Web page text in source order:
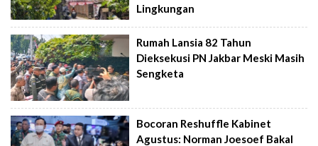
Lingkungan
Rumah Lansia 82 Tahun
Dieksekusi PN Jakbar Meski Masih
Sengketa
Bocoran Reshuffle Kabinet
Agustus: Norman Joesoef Bakal